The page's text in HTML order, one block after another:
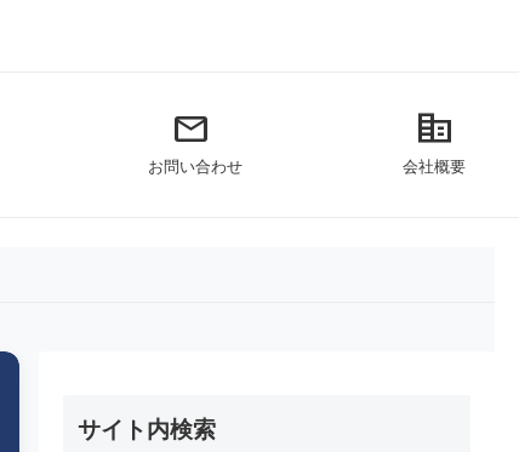
mail
お問い合わせ
corporate_fare
会社概要
サイト内検索